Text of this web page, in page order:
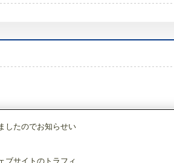
したのでお知らせい
ブサイトのトラフィ